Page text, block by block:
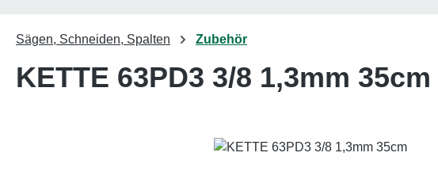
Sägen, Schneiden, Spalten Zubehör
KETTE 63PD3 3/8 1,3mm 35cm